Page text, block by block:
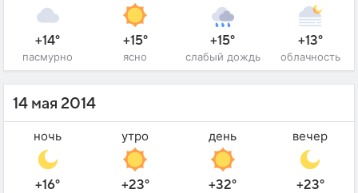
+14°
пасмурно
+15°
ясно
+15°
слабый дождь
+13°
облачность
14 мая 2014
ночь
+16°
утро
+23°
день
+32°
вечер
+23°